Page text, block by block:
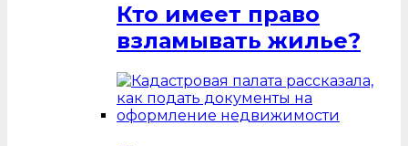
Кто имеет право
взламывать жилье?